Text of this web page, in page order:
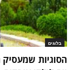
בלוגים
הסוגיות שמעסיק